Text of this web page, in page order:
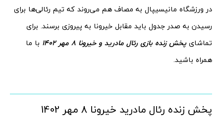
در ورزشگاه مانیسیپال به مصاف هم می‌روند که تیم رئالی‌ها برای
رسیدن به صدر جدول باید مقابل خیرونا به پیروزی برسند. برای
تماشای پخش زنده بازی رئال مادرید و خیرونا 8 مهر 1402
با ما
همراه باشید.
پخش زنده رئال مادرید خیرونا 8 مهر 1402